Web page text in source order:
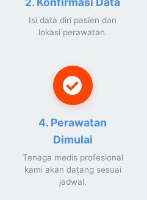
Isi data diri pasien dan
lokasi perawatan.
4. Perawatan
Dimulai
Tenaga medis profesional
kami akan datang sesuai
jadwal.